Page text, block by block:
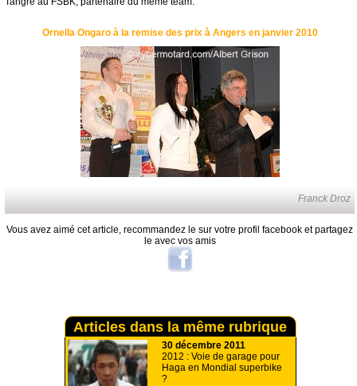
Ornella Ongaro à la remise des prix à Angers en janvier 2010
Franck Droz
Vous avez aimé cet article, recommandez le sur votre profil facebook et partagez
le avec vos amis
Articles dans la même rubrique
30 décembre 2011
2012 : Voie de garage pour
Haga en Mondial superbike
?